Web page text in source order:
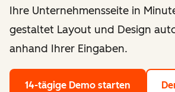
Ihre Unternehmensseite in
gestaltet Layout und Design
anhand Ihrer Eingaben.
14-tägige Demo starten